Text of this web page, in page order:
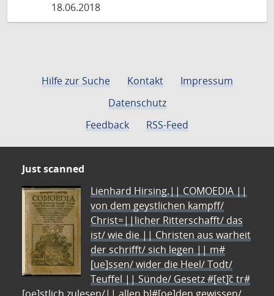
18.06.2018
Hilfe zur Suche Kontakt
Impressum
Datenschutz
Feedback
RSS-Feed
Just scanned
Lienhard Hirsing.|| COMOEDIA ||
von dem geystlichen kampff/
Christ=||licher Ritterschafft/ das
ist/ wie die || Christen aus warheit
der schrifft/ sich legen || m#
[ue]ssen/ wider die Heel/ Todt/
Teuffel || Sünde/ Gesetz #[et]c̃ tr#